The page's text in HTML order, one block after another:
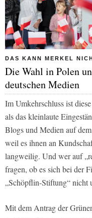
DAS KANN MERKEL
Die Wahl in Polen
deutschen Medien
Im Umkehrschluss ist
als das kleinlaute
Blogs und Medien auf
weil es ihnen an
langweilig. Und wer auf
fragen, ob es sich bei der
„Schöpflin-Stiftung“ nicht
Mit dem Antrag der